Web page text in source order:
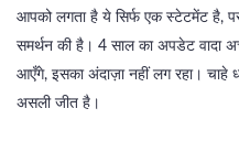
आपको लगता है ये सिर्फ एक स्टेटमेंट है,
समर्थन की है। 4 साल का अपडेट वादा
आएँगे, इसका अंदाज़ा नहीं लग रहा। चाहे
असली जीत है।